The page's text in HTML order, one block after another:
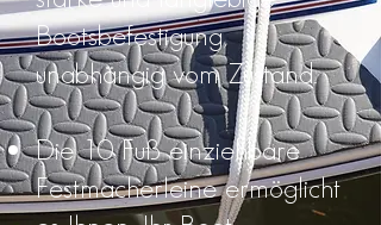
Bootsbefestigung,
unabhängig vom Zustand.
Die 10 Fuß einziehbare
Festmacherleine ermöglicht